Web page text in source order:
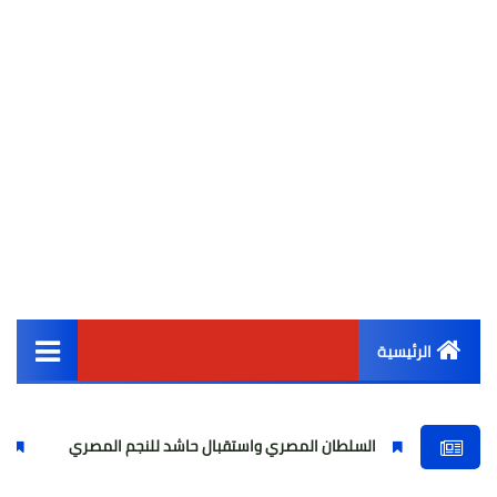
الرئيسية
أخبار مصر
السلطان المصري واستقبال حاشد للنجم المصري مولودية